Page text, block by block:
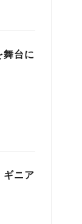
舞台に
ギニア